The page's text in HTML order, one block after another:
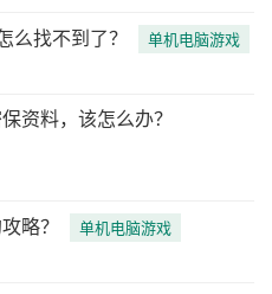
么找不到了？
单机电脑游戏
资料，该怎么办？
略？
单机电脑游戏